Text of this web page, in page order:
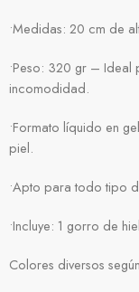
•Medidas: 20 cm de
•Peso: 320 gr –
incomodidad.
•Formato líquido en
piel.
•Apto para todo tipo
•Incluye: 1 gorro de
Colores diversos